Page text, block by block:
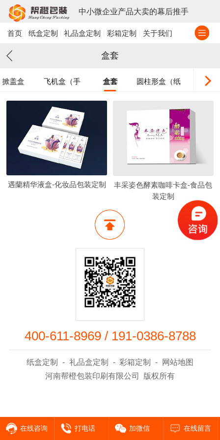
中小微企业产品大卖的幕后推手
首页 纸盒定制 礼品盒定制 彩箱定制 关于我们
盒套
掀盖盒
飞机盒（手
盒套
圆柱形盒（纸
六楞盒
遇蘭精华液盒-化妆品包装定制
丰采姿色酵素咖啡卡盒-食品包
装定制
400-611-8969/ 191-0386-8788
纸盒定制 - 礼品盒定制 - 彩箱定制 - 网站地图
河南帮橙包装印刷有限公司 版权所有
在线咨询 打电话 加微信 在线留言